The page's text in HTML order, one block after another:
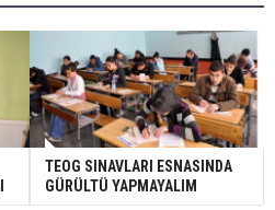
TEOG SINAVLARI ESNASINDA
GÜRÜLTÜ YAPMAYALIM